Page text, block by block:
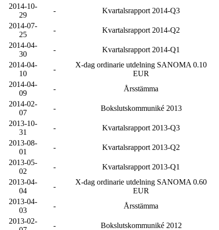
2014-10-
29
-
Kvartalsrapport 2014-Q3
2014-07-
25
-
Kvartalsrapport 2014-Q2
2014-04-
30
-
Kvartalsrapport 2014-Q1
2014-04-
10
-
X-dag ordinarie utdelning SANOMA 0.10
EUR
2014-04-
09
-
Årsstämma
2014-02-
07
-
Bokslutskommuniké 2013
2013-10-
31
-
Kvartalsrapport 2013-Q3
2013-08-
01
-
Kvartalsrapport 2013-Q2
2013-05-
02
-
Kvartalsrapport 2013-Q1
2013-04-
04
-
X-dag ordinarie utdelning SANOMA 0.60
EUR
2013-04-
03
-
Årsstämma
2013-02-
- Bokslutskommuniké 2012